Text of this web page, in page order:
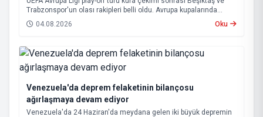
Trabzonspor'un olası rakipleri belli oldu. Avrupa kupalarında
yoluna devam eden Beşiktaş ve Trabzonspor, grup aşamasına
kalabilmek için kritik eşleşmelerle karşı karşıya gelecek.
04.08.2026 Oku
Venezuela'da deprem felaketinin bilançosu
ağırlaşmaya devam ediyor
Venezuela'da 24 Haziran'da meydana gelen iki büyük depremin